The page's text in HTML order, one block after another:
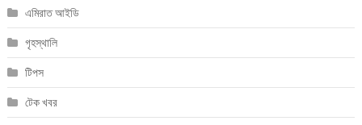
এমিরাত আইডি
গৃহস্থালি
টিপস
টেক খবর